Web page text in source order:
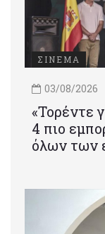
ΣΙΝΕΜΑ
03/08/2026
«Τορέντε
4 πιο
όλων των